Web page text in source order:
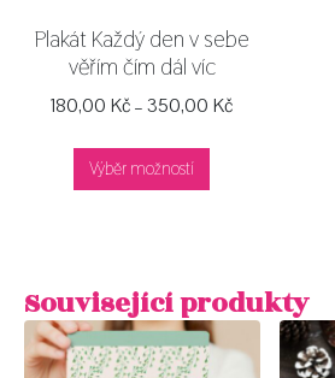
Plakát Každý den v sebe
věřím čím dál víc
180,00Kč– 350,00Kč
Výběr možností
Související produkty